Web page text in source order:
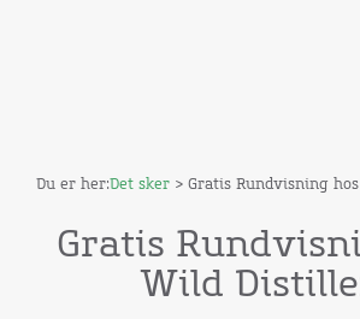
Du er her:Det sker > Gratis Rundvisning
Gratis
Wild